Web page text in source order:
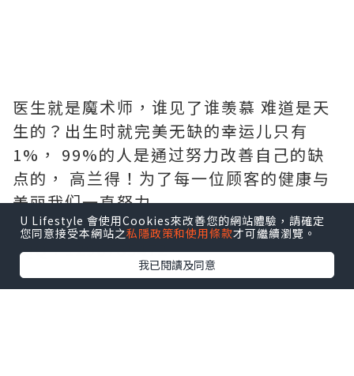
医生就是魔术师，谁见了谁羡慕 难道是天
生的？出生时就完美无缺的幸运儿只有
1%， 99%的人是通过努力改善自己的缺
点的， 高兰得！为了每一位顾客的健康与
美丽我们一直努力
*http://cn.grandsurgery.com/
*QQ：1296785472
U Lifestyle 會使用Cookies來改善您的網站體驗，請確定
您同意接受本網站之私隱政策和使用條款才可繼續瀏覽。
我已閱讀及同意